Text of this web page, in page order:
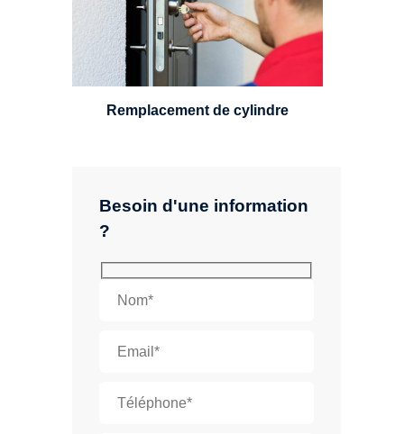
Besoin d'une information
?
standard, à 5 leviers ou à 3
leviers, Mul-T-Lock ou encore
multipoints.
Remplacement de cylindre